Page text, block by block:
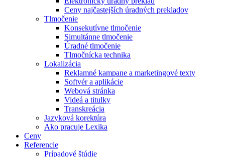
Ceny najčastejších úradných prekladov
Tlmočenie
Konsekutívne tlmočenie
Simultánne tlmočenie
Úradné tlmočenie
Tlmočnícka technika
Lokalizácia
Reklamné kampane a marketingové texty
Softvér a aplikácie
Webová stránka
Videá a titulky
Transkreácia
Jazyková korektúra
Ako pracuje Lexika
Ceny
Referencie
Prípadové štúdie